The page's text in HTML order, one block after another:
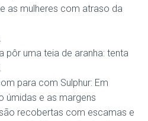
as mulheres com atraso da
pôr uma teia de aranha: tenta
para com Sulphur: Em
úmidas e as margens
recobertas com escamas e